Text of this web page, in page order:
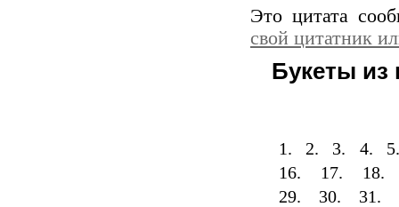
Это цитата
свой цитатник
Букеты из
1. 2. 3. 4.
16.
17. 18.
29.
30. 31.